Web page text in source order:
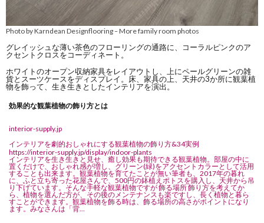
Photo by Karndean Designflooring–More family room photos
グレイッシュな薄い茶色のフローリングの通路に、コーラルピンクのア
クセントクロスをコーディネート。
ホワイトのオープン収納家具をレイアウトし、上にペールグリーンの雑
貨とスーツケースをディスプレイ。床、家具の上、天井の3か所に観葉植
物を飾って、生き生きとしたインテリアを演出。
効果的な観葉植物の飾り方とは
interior-supply.jp
インテリアを劇的おしゃれにする観葉植物の飾り方&34実例
https://interior-supply.jp/display/indoor-plants
インテリアを生き生きと見せ、癒し効果も期待できる観葉植物。部屋の中に
置くだけで、おしゃれ感が増し、グリーン(緑)をアクセントカラーとして活用
することも出来ます。観葉植物を育てたことが無い筆者も、2017年の暮れ
に、ふと立ち寄った花屋さんで、500円の鉢植えポトスを購入し、天井から吊
り下げています。そんな手軽な観葉植物ですが 飾る場所 飾り方を考えてか
ら、植物を選んだ方が、その後のメンテナンスも楽ですし、長く植物と暮ら
すことができます。観葉植物を飾る時は、飾る場所の高さがポイントになり
ます。みなさんは「背...